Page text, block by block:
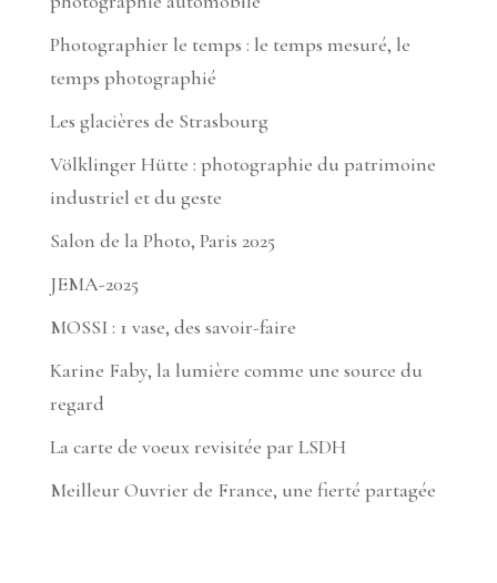
Photographier le temps : le temps mesuré, le
temps photographié
Les glacières de Strasbourg
Völklinger Hütte : photographie du patrimoine
industriel et du geste
Salon de la Photo, Paris 2025
JEMA-2025
MOSSI : 1 vase, des savoir-faire
Karine Faby, la lumière comme une source du
regard
La carte de voeux revisitée par LSDH
Meilleur Ouvrier de France, une fierté partagée